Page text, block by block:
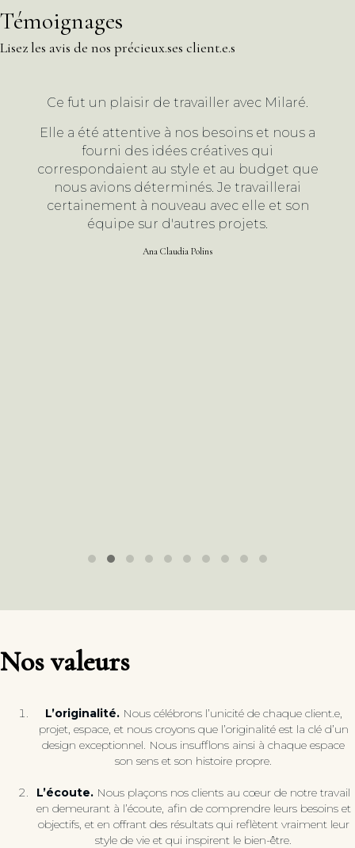
Témoignages
Lisez les avis de nos précieux.ses client.e.s
Ce fut un plaisir de travailler avec Milaré.
Elle a été attentive à nos besoins et nous a
fourni des idées créatives qui
correspondaient au style et au budget que
nous avions déterminés. Je travaillerai
certainement à nouveau avec elle et son
équipe sur d'autres projets.
Ana Claudia Polins
Nos valeurs
L’originalité. Nous célébrons l’unicité de chaque client.e,
projet, espace, et nous croyons que l’originalité est la clé d’un
design exceptionnel. Nous insufflons ainsi à chaque espace
son sens et son histoire propre.
L’écoute. Nous plaçons nos clients au cœur de notre travail
en demeurant à l’écoute, afin de comprendre leurs besoins et
objectifs, et en offrant des résultats qui reflètent vraiment leur
style de vie et qui inspirent le bien-être.